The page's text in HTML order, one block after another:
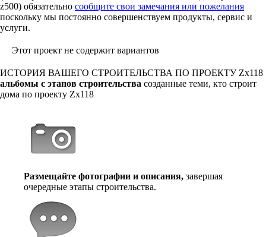
z500) обязательно сообщите свои замечания или пожелания
поскольку мы постоянно совершенствуем продукты, сервис и
услуги.
Этот проект не содержит вариантов
ИСТОРИЯ ВАШЕГО СТРОИТЕЛЬСТВА ПО ПРОЕКТУ Zx118
альбомы с этапов строительства созданные теми, кто строит
дома по проекту Zx118
Размещайте фотографии и описания, завершая
очередные этапы строительства.